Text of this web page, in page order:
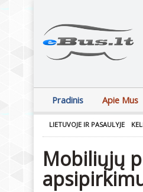
Pradinis Apie Mus
LIETUVOJE IR PASAULYJE
Mobiliųjų